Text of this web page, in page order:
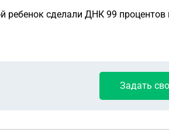
ребенок сделали ДНК 99
Задать